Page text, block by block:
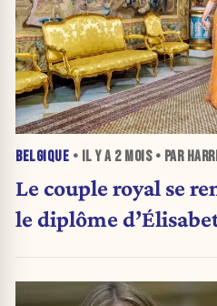
BELGIQUE • IL Y A 2 MOIS• PAR
Le couple royal se
le diplôme